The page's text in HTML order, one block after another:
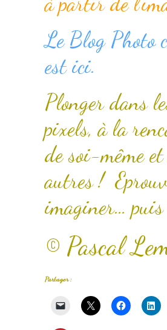
Le Blog Photo
est ici.
Plonger dans
pixels, à la
de soi-même
autres !
imaginer… puis
© Pascal
Partager :